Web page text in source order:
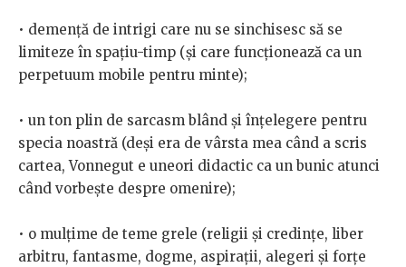
• demență de intrigi care nu se sinchisesc să se
limiteze în spațiu-timp (și care funcționează ca un
perpetuum mobile pentru minte);
• un ton plin de sarcasm blând și înțelegere pentru
specia noastră (deși era de vârsta mea când a scris
cartea, Vonnegut e uneori didactic ca un bunic atunci
când vorbește despre omenire);
• o mulțime de teme grele (religii și credințe, liber
arbitru, fantasme, dogme, aspirații, alegeri și forțe